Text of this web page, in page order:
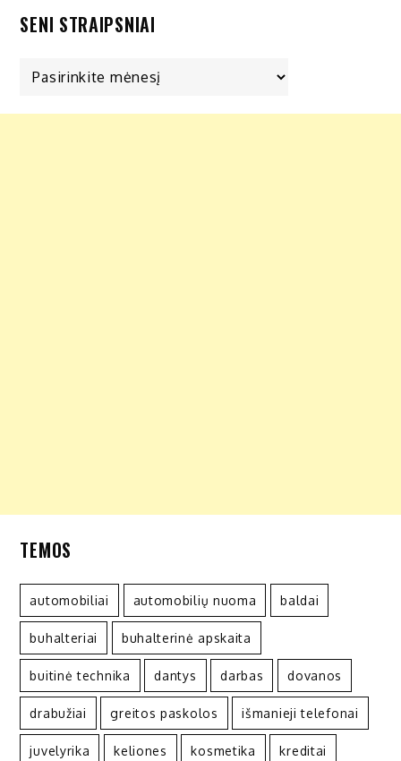
SENI STRAIPSNIAI
TEMOS
automobiliai automobilių nuoma baldai
buhalteriai buhalterinė apskaita
buitinė technika dantys darbas dovanos
drabužiai greitos paskolos išmanieji telefonai
juvelyrika keliones kosmetika kreditai